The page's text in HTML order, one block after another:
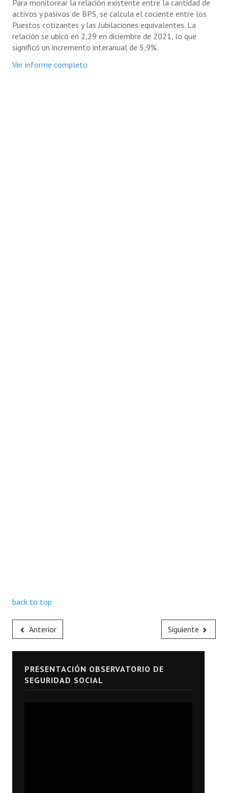
Para monitorear la relación existente entre la cantidad de
activos y pasivos de BPS, se calcula el cociente entre los
Puestos cotizantes y las Jubilaciones equivalentes. La
relación se ubicó en 2,29 en diciembre de 2021, lo que
significó un incremento interanual de 5,9%.
Ver informe completo
back to top
Anterior Siguiente
PRESENTACIÓN OBSERVATORIO DE
SEGURIDAD SOCIAL